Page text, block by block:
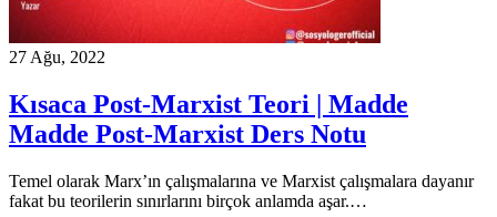
27 Ağu, 2022
Kısaca Post-Marxist Teori | Madde
Madde Post-Marxist Ders Notu
Temel olarak Marx’ın çalışmalarına ve Marxist çalışmalara dayanır
fakat bu teorilerin sınırlarını birçok anlamda aşar.…